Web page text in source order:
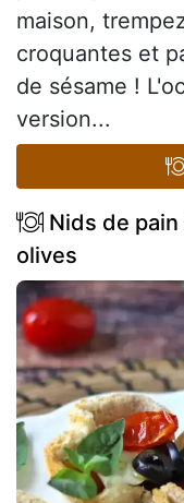
maison,
croquantes et
de sésame !
version...
Nids de
olives